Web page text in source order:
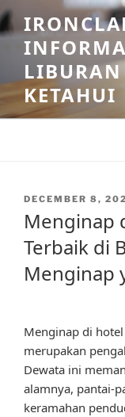
Skip
to
content
KETAHUI
POSTED
DECEMBER 8,
Menginap
Terbaik di
Menginap
Menginap di
merupakan
Dewata ini
alamnya, pantai-
keramahan